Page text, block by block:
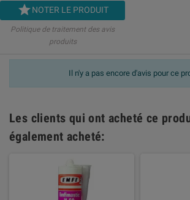
NOTER LE PRODUIT
Politique de traitement des avis
produits
Il n'y a pas encore d'avis pour ce
Les clients qui ont acheté ce
également acheté: